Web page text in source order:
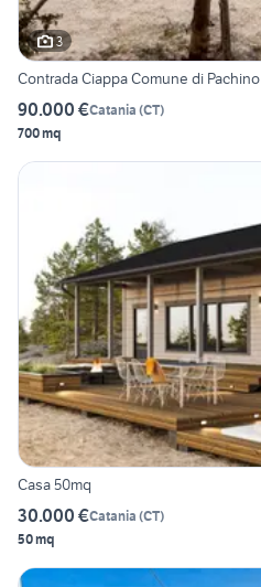
3
Contrada Ciappa Comune di Pachino
90.000 €Catania (CT)
700 mq
Casa 50mq
30.000 €Catania (CT)
50 mq